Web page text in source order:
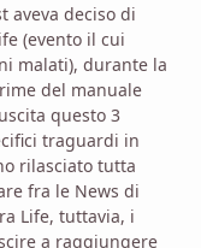
aveva deciso di
(evento il cui
malati), durante la
del manuale
questo 3
traguardi in
rilasciato tutta
fra le News di
Life, tuttavia, i
a raggiungere